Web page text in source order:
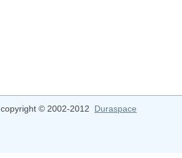
copyright © 2002-2012 Duraspace